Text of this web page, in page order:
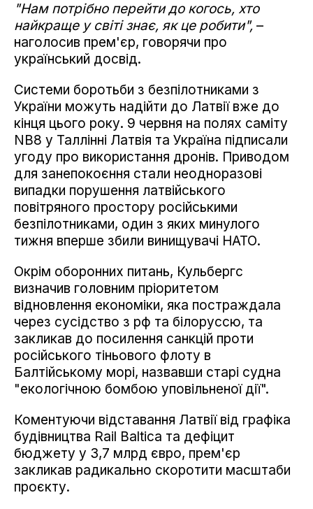
"Нам потрібно перейти до когось, хто
найкраще у світі знає, як це робити", –
наголосив прем'єр, говорячи про
український досвід.
Системи боротьби з безпілотниками з
України можуть надійти до Латвії вже до
кінця цього року. 9 червня на полях саміту
NB8 у Таллінні Латвія та Україна підписали
угоду про використання дронів. Приводом
для занепокоєння стали неодноразові
випадки порушення латвійського
повітряного простору російськими
безпілотниками, один з яких минулого
тижня вперше збили винищувачі НАТО.
Окрім оборонних питань, Кульбергс
визначив головним пріоритетом
відновлення економіки, яка постраждала
через сусідство з рф та білоруссю, та
закликав до посилення санкцій проти
російського тіньового флоту в
Балтійському морі, назвавши старі судна
"екологічною бомбою уповільненої дії".
Коментуючи відставання Латвії від графіка
будівництва Rail Baltica та дефіцит
бюджету у 3,7 млрд євро, прем'єр
закликав радикально скоротити масштаби
проєкту.